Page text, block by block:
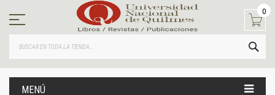
contenido
0
MENÚ